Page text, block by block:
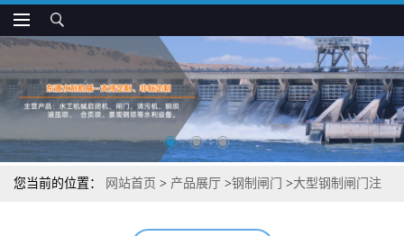
您当前的位置： 网站首页 > 产品展厅 >钢制闸门 >大型钢制闸门注